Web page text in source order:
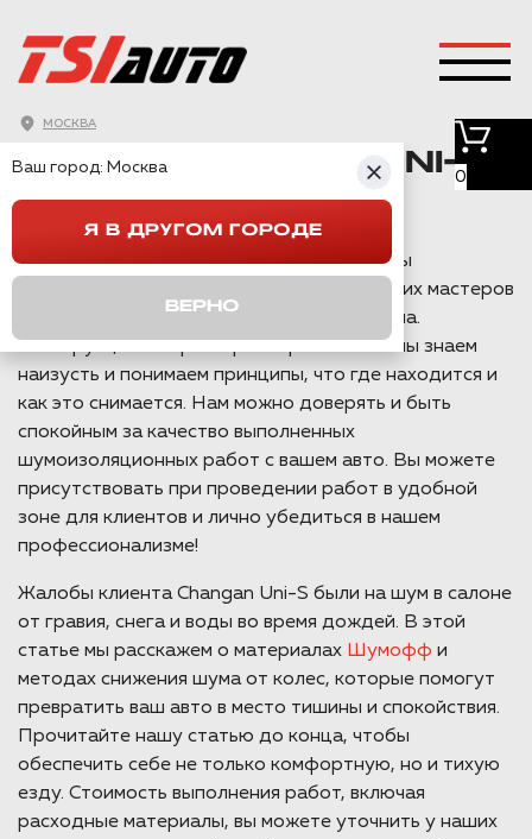
МОСКВА
0
ШУМОИЗОЛЯЦИЯ
АРОК CHANGAN UNI-S
В МОСКВЕ
Шумоизоляцией автомобилей в Москве мы
занимаемся уже более 10 лет и через наших мастеров
прошли более 90% марок всего автопрома.
Конструкцию сборки и разборки салона мы знаем
наизусть и понимаем принципы, что где находится и
как это снимается. Нам можно доверять и быть
спокойным за качество выполненных
шумоизоляционных работ с вашем авто. Вы можете
присутствовать при проведении работ в удобной
зоне для клиентов и лично убедиться в нашем
профессионализме!
Жалобы клиента Changan Uni-S были на шум в салоне
от гравия, снега и воды во время дождей. В этой
статье мы расскажем о материалах Шумофф и
методах снижения шума от колес, которые помогут
превратить ваш авто в место тишины и спокойствия.
Прочитайте нашу статью до конца, чтобы
обеспечить себе не только комфортную, но и тихую
езду. Стоимость выполнения работ, включая
расходные материалы, вы можете уточнить у наших
Ваш город: Москва
Я В ДРУГОМ ГОРОДЕ
ВЕРНО